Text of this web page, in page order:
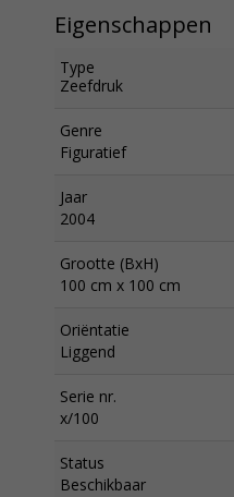
Eigenschappen
Type
Zeefdruk
Genre
Figuratief
Jaar
2004
Grootte (BxH)
100 cm x 100 cm
Oriëntatie
Liggend
Serie nr.
x/100
Status
Beschikbaar